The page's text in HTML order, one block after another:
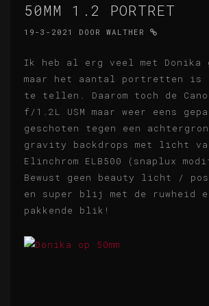
50MM 1.2 PORTRET
19-3-2021 DOOR WALTHER
Ik heb al erg veel met Donika
maar het aantal portretten is
te tellen. Daarom toch de Canon
f/1.2L USM maar weer eens
geschoten tegen een
gravity backdrops met licht
Elinchrom ELB500 (snaplux
Bewust geen beauty licht /
en super blij met de ruwheid
pakkende blik!